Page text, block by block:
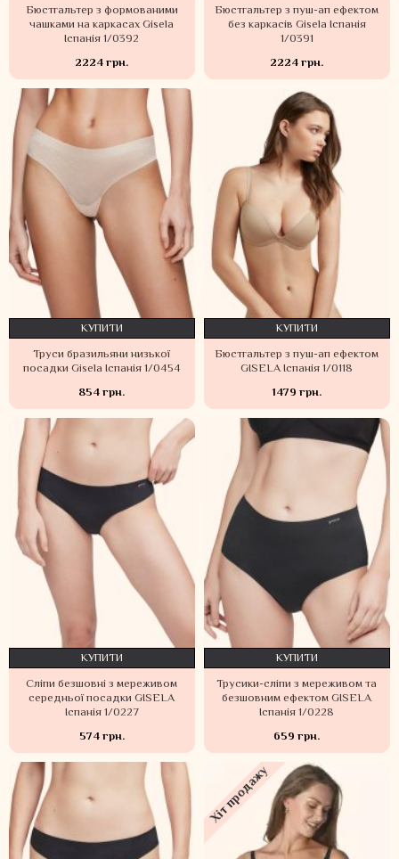
Бюстгальтер з формованими
чашками на каркасах Gisela
Іспанія 1/0392
2224 грн.
Бюстгальтер з пуш-ап ефектом
без каркасів Gisela Іспанія
1/0391
2224 грн.
Труси бразильяни низької
посадки Gisela Іспанія 1/0454
854 грн.
КУПИТИ
Бюстгальтер з пуш-ап ефектом
GISELA Іспанія 1/0118
1479 грн.
КУПИТИ
Сліпи безшовні з мереживом
середньої посадки GISELA
Іспанія 1/0227
574 грн.
КУПИТИ
Трусики-сліпи з мереживом та
безшовним ефектом GISELA
Іспанія 1/0228
659 грн.
КУПИТИ
Хіт продажу